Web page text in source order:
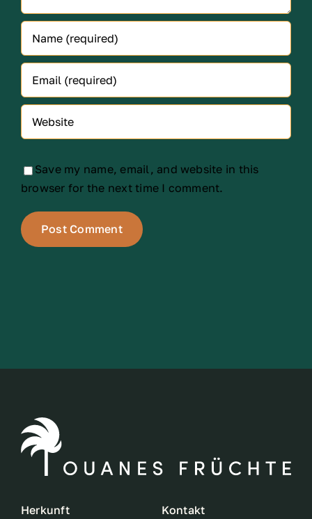
Save my name, email, and website in this
browser for the next time I comment.
Herkunft Kontakt